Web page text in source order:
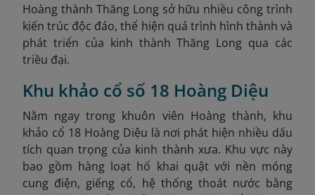
Hoàng thành Thăng Long sở hữu nhiều công trình
kiến trúc độc đáo, thể hiện quá trình hình thành và
phát triển của kinh thành Thăng Long qua các
triều đại.
Khu khảo cổ số 18 Hoàng Diệu
Nằm ngay trong khuôn viên Hoàng thành, khu
khảo cổ 18 Hoàng Diệu là nơi phát hiện nhiều dấu
tích quan trọng của kinh thành xưa. Khu vực này
bao gồm hàng loạt hố khai quật với nền móng
cung điện, giếng cổ, hệ thống thoát nước bằng